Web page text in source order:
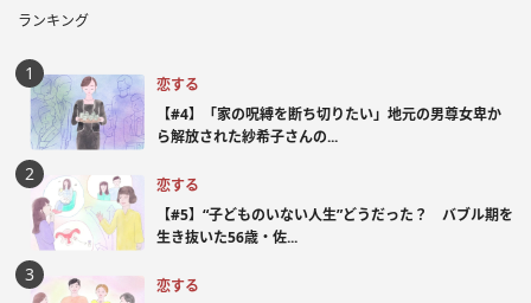
ランキング
恋する
【#4】「家の呪縛を断ち切りたい」地元の男尊女卑か
ら解放された紗希子さんの...
恋する
【#5】“子どものいない人生”どうだった？ バブル期を
生き抜いた56歳・佐...
恋する